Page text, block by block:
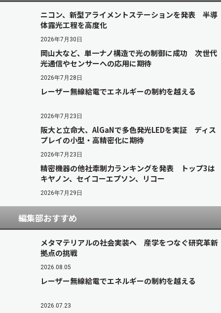
ニコン、新型アライメントステーションを発表 半導
体露光工程を高度化
2026年7月30日
岡山大など、単一ナノ構造で光の制御に成功 次世代
光通信やセンサーへの応用に期待
2026年7月28日
レーザー無線給電でエネルギーの制約を越える
2026年7月23日
阪大と立命大、AlGaNで多色発光LEDを実証 ディス
プレイの小型・高精密化に期待
2026年7月23日
精密機器の他社牽制力ランキングを発表 トップ3は
キヤノン、セイコーエプソン、リコー
2026年7月29日
編集部おすすめ
メタマテリアルの社会実装へ 産学をつなぐ研究革新
拠点の挑戦
2026.08.05
レーザー無線給電でエネルギーの制約を越える
2026.07.23